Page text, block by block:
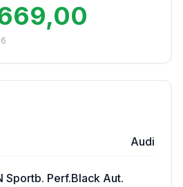
Audi
Sportb. Perf.Black Aut.